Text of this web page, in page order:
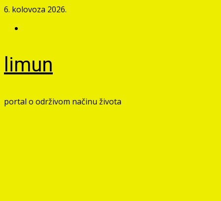
Skip
content
6. kolovoza 2026.
limun
portal o održivom načinu života